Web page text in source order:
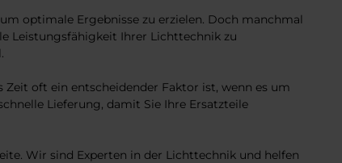
optimale Ergebnisse zu erzielen. Doch manchmal
Leistungsfähigkeit Ihrer Lichttechnik zu
oft ein entscheidender Faktor ist, wenn es um
Lieferung, damit Sie Ihre Ersatzteile
Wir sind Experten in der Lichttechnik und helfen